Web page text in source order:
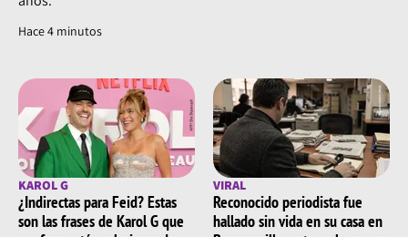
Hace 4 minutos
KAROL G
¿Indirectas para Feid? Estas
son las frases de Karol G que
VIRAL
Reconocido periodista fue
hallado sin vida en su casa en